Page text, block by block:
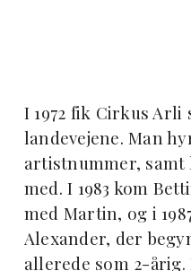
I 1972 fik Cirkus Arli
landevejene. Man
artistnummer, samt
med. I 1983 kom
med Martin, og i
Alexander, der
allerede som 2-årig.